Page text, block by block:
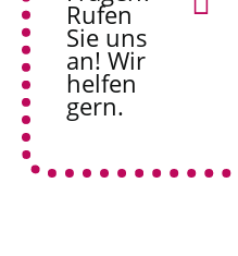
Rufen
Sie uns
an! Wir
helfen
gern.